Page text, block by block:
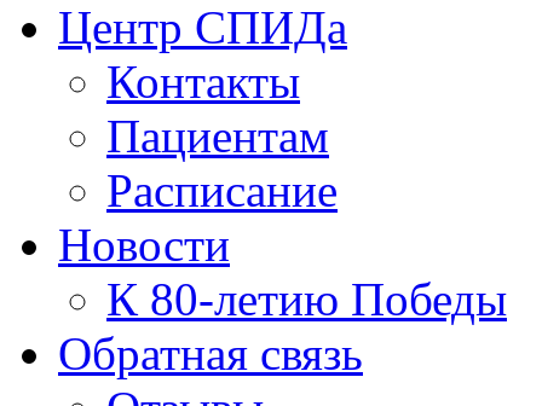
Центр СПИДа
Контакты
Пациентам
Расписание
Новости
К 80-летию Победы
Обратная связь